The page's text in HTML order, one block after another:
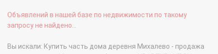
Объявлений в нашей базе по недвижимости по такому
запросу не найдено...
Вы искали: Купить часть дома деревня Михалево - продажа